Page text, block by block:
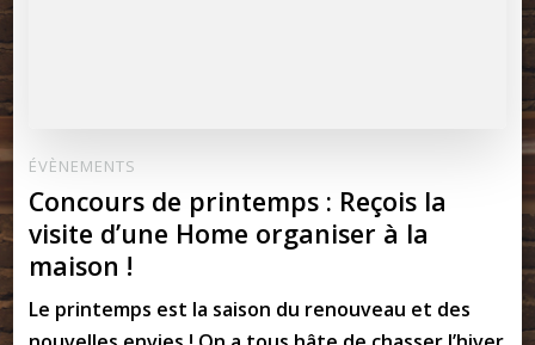
ÉVÈNEMENTS
Concours de printemps : Reçois la
visite d’une Home organiser à la
maison !
Le printemps est la saison du renouveau et des